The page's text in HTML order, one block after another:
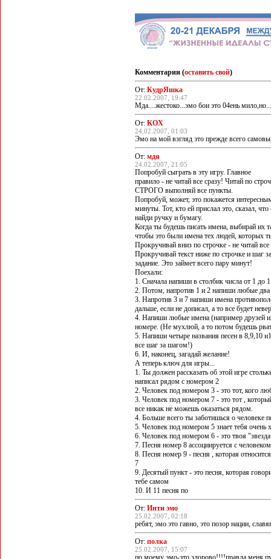
Комментарии (оставить свой)
От: КудрЯшка
22.02.2007, 19:47
Мда....жестоко...эмо бои это 04ень
От: KOX
24.02.2007, 01:03
Эмо на мой взгляд это прежде всего
От: мдя
24.02.2007, 21:05
Попробуй сыграть в эту игру. Главное
правило - не читай все сразу! Читай по
СТРОГО выполняй все пункты.
Попробуй, может, это покажется
минуты. Тот, кто ей прислал это, сказал,
найди ручку и бумагу.
Когда ты будешь писать имена, выбирай их
чтобы это были имена тех людей, которых
Прокручивай вниз по строчке - не читай
Прокручивай текст ниже по строчке и шаг
задание. Это займет всего пару минут!
Поехали:
1. Сначала напиши в столбик числа от 1 до
2. Потом, напротив 1 и 2 напиши любые два
3. Напротив 3 и 7 напиши имена
дальше, если не дописал, а то все будет
4. Напиши любые имена (например друзей
номере. (Не мухлюй, а то потом будешь
5. Напиши четыре названия песен в 8,9,10
все шаг за шагом!)
6. И, наконец, загадай желание!
А теперь ключ для игры...
1. Ты должен рассказать об этой игре
написал рядом с номером 2
2. Человек под номером 3 - это тот, кого
3. Человек под номером 7 - это тот ,
все никак не можешь оказаться рядом.
4. Больше всего ты заботишься о человеке
5. Человек под номером 5 знает тебя очень
6. Человек под номером 6 - это твоя
7. Песня номер 8 ассоциируется с
8. Песня номер 9 - песня , которая
7
9. Десятый пункт - это песня, которая
тебе самом
10. И 11 песня по
От: Инти эмо
25.02.2007, 02:18
ребят, эмо это гавно, это позор нации,
От: полка
25.02.2007, 15:07
по моему эмо-это здорово!!!!правда меня